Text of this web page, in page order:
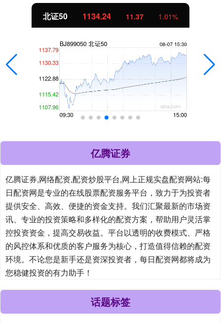
北证50 1134.24 11.37 1.01%
亿腾证券
亿腾证券,网络配资,配资炒股平台,网上正规实盘配资网站:每
日配资网是专业的在线股票配资服务平台，致力于为投资者
提供安全、高效、便捷的资金支持。我们汇聚最新的市场资
讯、专业的投资策略和多样化的配资方案，帮助用户灵活掌
控投资资金，提高交易收益。平台以透明的收费模式、严格
的风控体系和优质的客户服务为核心，打造值得信赖的配资
环境。不论您是新手还是资深投资者，每日配资网都将成为
您稳健投资的有力助手！
话题标签